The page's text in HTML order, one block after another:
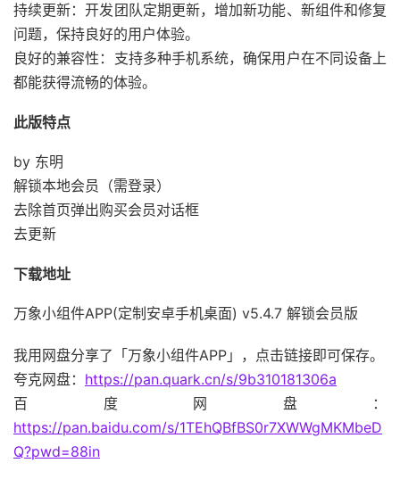
持续更新：开发团队定期更新，增加新功能、新组件和修复
问题，保持良好的用户体验。
良好的兼容性：支持多种手机系统，确保用户在不同设备上
都能获得流畅的体验。
此版特点
by 东明
解锁本地会员（需登录）
去除首页弹出购买会员对话框
去更新
下载地址
万象小组件APP(定制安卓手机桌面) v5.4.7 解锁会员版
我用网盘分享了「万象小组件APP」，点击链接即可保存。
夸克网盘： https://pan.quark.cn/s/9b310181306a
百度网盘：
https://pan.baidu.com/s/1TEhQBfBS0r7XWWgMKMbeD
Q?pwd=88in